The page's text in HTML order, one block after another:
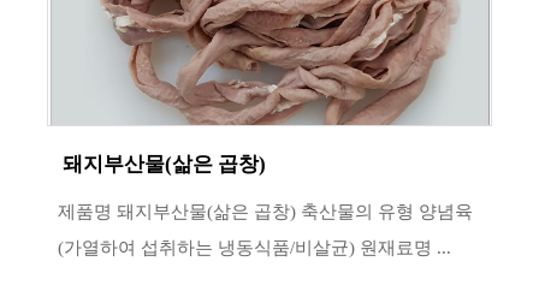
돼지부산물(삶은 곱창)
제품명 돼지부산물(삶은 곱창) 축산물의 유형 양념육
(가열하여 섭취하는 냉동식품/비살균) 원재료명 ...